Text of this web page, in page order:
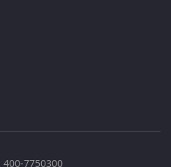
400-7750300